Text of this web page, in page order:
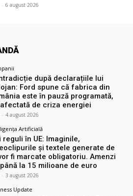
- 6 august 2026
după declarațiile lui
Ford spune că fabrica din
este în pauză programată,
de criza energiei
- 4 august 2026
Artificială
reguli în UE: Imaginile,
și textele generate de
fi marcate obligatoriu. Amenzi
la 15 milioane de euro
- 3 august 2026
Update